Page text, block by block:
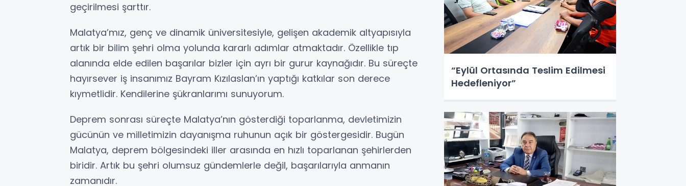
geçirilmesi şarttır.
Malatya’mız, genç ve dinamik üniversitesiyle, gelişen akademik altyapısıyla
artık bir bilim şehri olma yolunda kararlı adımlar atmaktadır. Özellikle tıp
alanında elde edilen başarılar bizler için ayrı bir gurur kaynağıdır. Bu süreçte
hayırsever iş insanımız Bayram Kızılaslan’ın yaptığı katkılar son derece
kıymetlidir. Kendilerine şükranlarımı sunuyorum.
Deprem sonrası süreçte Malatya’nın gösterdiği toparlanma, devletimizin
gücünün ve milletimizin dayanışma ruhunun açık bir göstergesidir. Bugün
Malatya, deprem bölgesindeki iller arasında en hızlı toparlanan şehirlerden
biridir. Artık bu şehri olumsuz gündemlerle değil, başarılarıyla anmanın
zamanıdır.
“Eylül Ortasında Teslim Edilmesi
Hedefleniyor”